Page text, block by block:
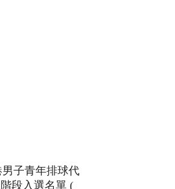
男子青年排球代
段入選名單 (